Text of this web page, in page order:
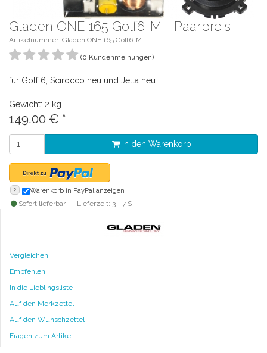
Gladen ONE 165 Golf6-M - Paarpreis
Artikelnummer: Gladen ONE 165 Golf6-M
(0 Kundenmeinungen)
für Golf 6, Scirocco neu und Jetta neu
Gewicht: 2 kg
149.00 € *
In den Warenkorb
? Warenkorb in PayPal anzeigen
Sofort lieferbar Lieferzeit: 3 - 7 S
Vergleichen
Empfehlen
In die Lieblingsliste
Auf den Merkzettel
Auf den Wunschzettel
Fragen zum Artikel